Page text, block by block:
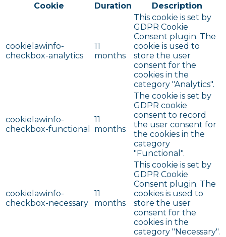
Cookie
Duration Description
cookielawinfo-
checkbox-analytics
11
months
This cookie is set by
GDPR Cookie
Consent plugin. The
cookie is used to
store the user
consent for the
cookies in the
category "Analytics".
cookielawinfo-
checkbox-functional
11
months
The cookie is set by
GDPR cookie
consent to record
the user consent for
the cookies in the
category
"Functional".
cookielawinfo-
checkbox-necessary
11
months
This cookie is set by
GDPR Cookie
Consent plugin. The
cookies is used to
store the user
consent for the
cookies in the
category "Necessary".